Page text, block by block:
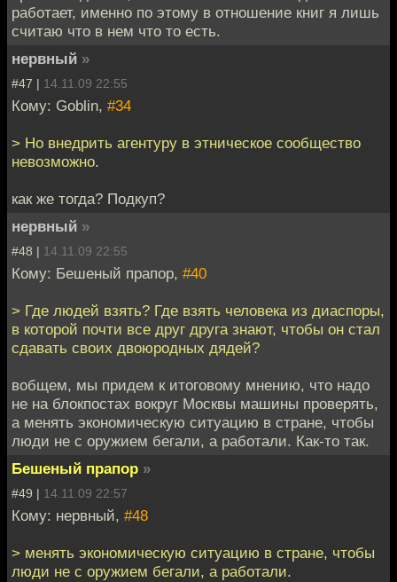
работает, именно по этому в отношение книг я лишь
считаю что в нем что то есть.
нервный »
#47 | 14.11.09 22:55
Кому: Goblin, #34
> Но внедрить агентуру в этническое сообщество
невозможно.
как же тогда? Подкуп?
нервный »
#48 | 14.11.09 22:55
Кому: Бешеный прапор, #40
> Где людей взять? Где взять человека из диаспоры,
в которой почти все друг друга знают, чтобы он стал
сдавать своих двоюродных дядей?
вобщем, мы придем к итоговому мнению, что надо
не на блокпостах вокруг Москвы машины проверять,
а менять экономическую ситуацию в стране, чтобы
люди не с оружием бегали, а работали. Как-то так.
Бешеный прапор »
#49 | 14.11.09 22:57
Кому: нервный, #48
> менять экономическую ситуацию в стране, чтобы
люди не с оружием бегали, а работали.